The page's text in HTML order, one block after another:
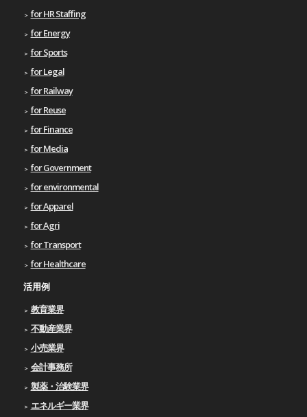
for HR Staffing
for Energy
for Sports
for Legal
for Railway
for Reuse
for Finance
for Media
for Government
for environmental
for Apparel
for Agri
for Transport
for Healthcare
活用例
教育業界
不動産業界
小売業界
会計事務所
製薬・治験業界
エネルギー業界